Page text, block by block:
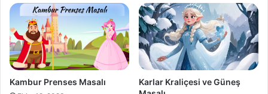
Kambur Prenses Masalı
Karlar Kraliçesi ve Güneş